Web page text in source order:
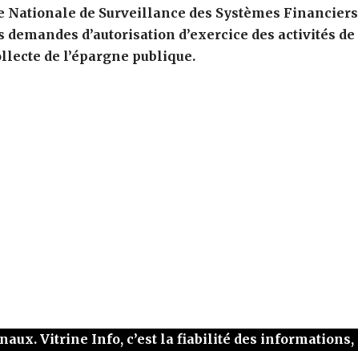
Nationale de Surveillance des Systèmes Financiers
d’autorisation d’exercice des activités de
de l’épargne publique.
Vitrine Info, c’est la fiabilité des informations,